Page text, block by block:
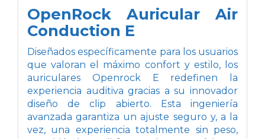
OpenRock Auricular Air
Conduction E
Diseñados específicamente para los usuarios
que valoran el máximo confort y estilo, los
auriculares Openrock E redefinen la
experiencia auditiva gracias a su innovador
diseño de clip abierto. Esta ingeniería
avanzada garantiza un ajuste seguro y, a la
vez, una experiencia totalmente sin peso,